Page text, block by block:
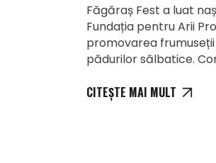
Făgăraș Fest a luat
Fundația pentru Arii
promovarea
pădurilor sălbatice.
CITEȘTE MAI MULT